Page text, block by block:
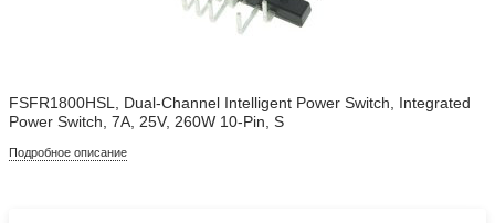
FSFR1800HSL, Dual-Channel Intelligent Power Switch, Integrated
Power Switch, 7A, 25V, 260W 10-Pin, S
Подробное описание